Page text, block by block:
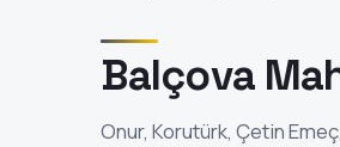
Balçova
Onur, Korutürk, Çetin